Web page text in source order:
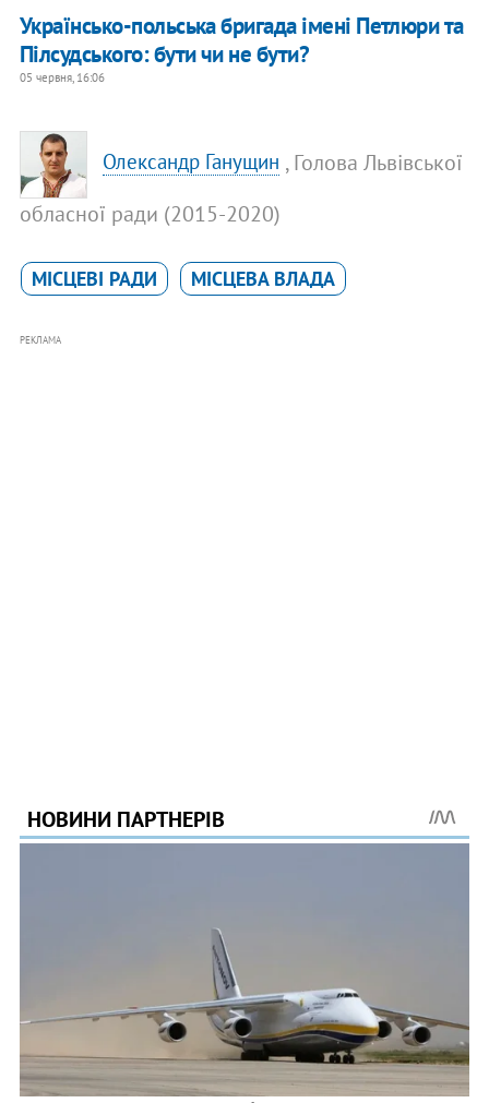
Українсько-польська бригада імені Петлюри та
Пілсудського: бути чи не бути?
05 червня, 16:06
Олександр Ганущин , Голова Львівської
обласної ради (2015-2020)
МІСЦЕВІ РАДИ МІСЦЕВА ВЛАДА
РЕКЛАМА